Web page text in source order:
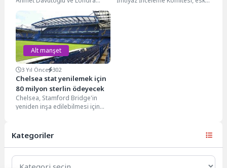
Queen Mary
Üniversitesi/Princeton
Üniversitesi Uluslararası Hukuk
Profesörü...
Alt manşet
3 Yıl Önce 302
Chelsea stat yenilemek için
80 milyon sterlin ödeyecek
Chelsea, Stamford Bridge'in
yeniden inşa edilebilmesi için
Londra ekibi, anlaşma...
Kategoriler
Kategoriler